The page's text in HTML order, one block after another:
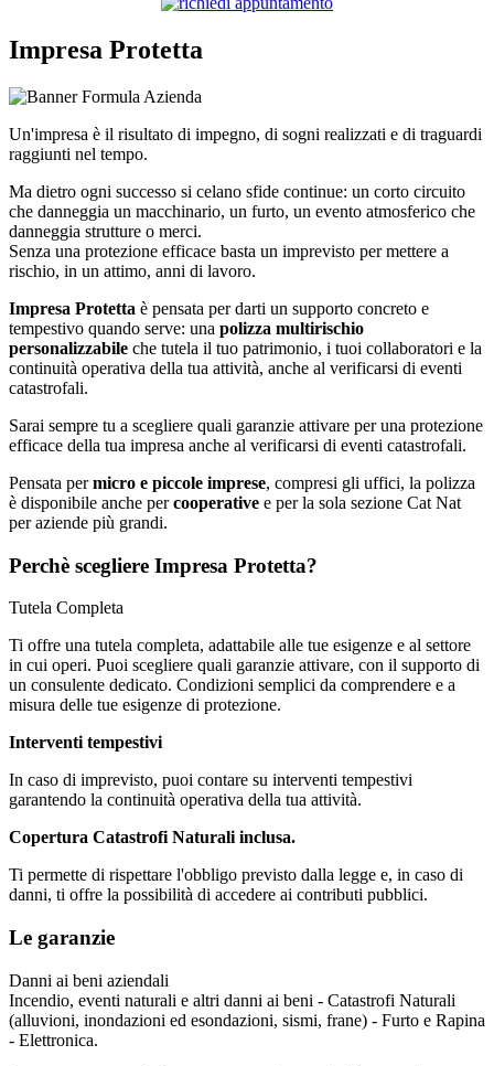
Impresa Protetta
Un'impresa è il risultato di impegno, di sogni realizzati e di traguardi
raggiunti nel tempo.
Ma dietro ogni successo si celano sfide continue: un corto circuito
che danneggia un macchinario, un furto, un evento atmosferico che
danneggia strutture o merci.
Senza una protezione efficace basta un imprevisto per mettere a
rischio, in un attimo, anni di lavoro.
Impresa Protetta è pensata per darti un supporto concreto e
tempestivo quando serve: una polizza multirischio
personalizzabile che tutela il tuo patrimonio, i tuoi collaboratori e la
continuità operativa della tua attività, anche al verificarsi di eventi
catastrofali.
Sarai sempre tu a scegliere quali garanzie attivare per una protezione
efficace della tua impresa anche al verificarsi di eventi catastrofali.
Pensata permicro e piccole imprese, compresi gli uffici, la polizza
è disponibile anche percooperative e per la sola sezione Cat Nat
per aziende più grandi.
Perchè scegliere Impresa Protetta?
Tutela Completa
Ti offre una tutela completa, adattabile alle tue esigenze e al settore
in cui operi. Puoi scegliere quali garanzie attivare, con il supporto di
un consulente dedicato. Condizioni semplici da comprendere e a
misura delle tue esigenze di protezione.
Interventi tempestivi
In caso di imprevisto, puoi contare su interventi tempestivi
garantendo la continuità operativa della tua attività.
Copertura Catastrofi Naturali inclusa.
Ti permette di rispettare l'obbligo previsto dalla legge e, in caso di
danni, ti offre la possibilità di accedere ai contributi pubblici.
Le garanzie
Danni ai beni aziendali
Incendio, eventi naturali e altri danni ai beni - Catastrofi Naturali
(alluvioni, inondazioni ed esondazioni, sismi, frane) - Furto e Rapina
- Elettronica.